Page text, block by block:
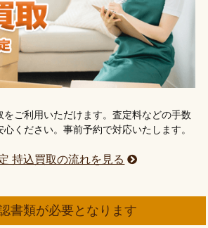
ご利用いただけます。査定料などの手数
ください。事前予約で対応いたします。
持込買取の流れを見る
書類が必要となります